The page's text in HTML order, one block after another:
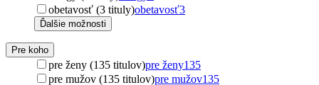
obetavosť (3 tituly)obetavosť3
Ďalšie možnosti
Pre koho
pre ženy (135 titulov)pre ženy135
pre mužov (135 titulov)pre mužov135